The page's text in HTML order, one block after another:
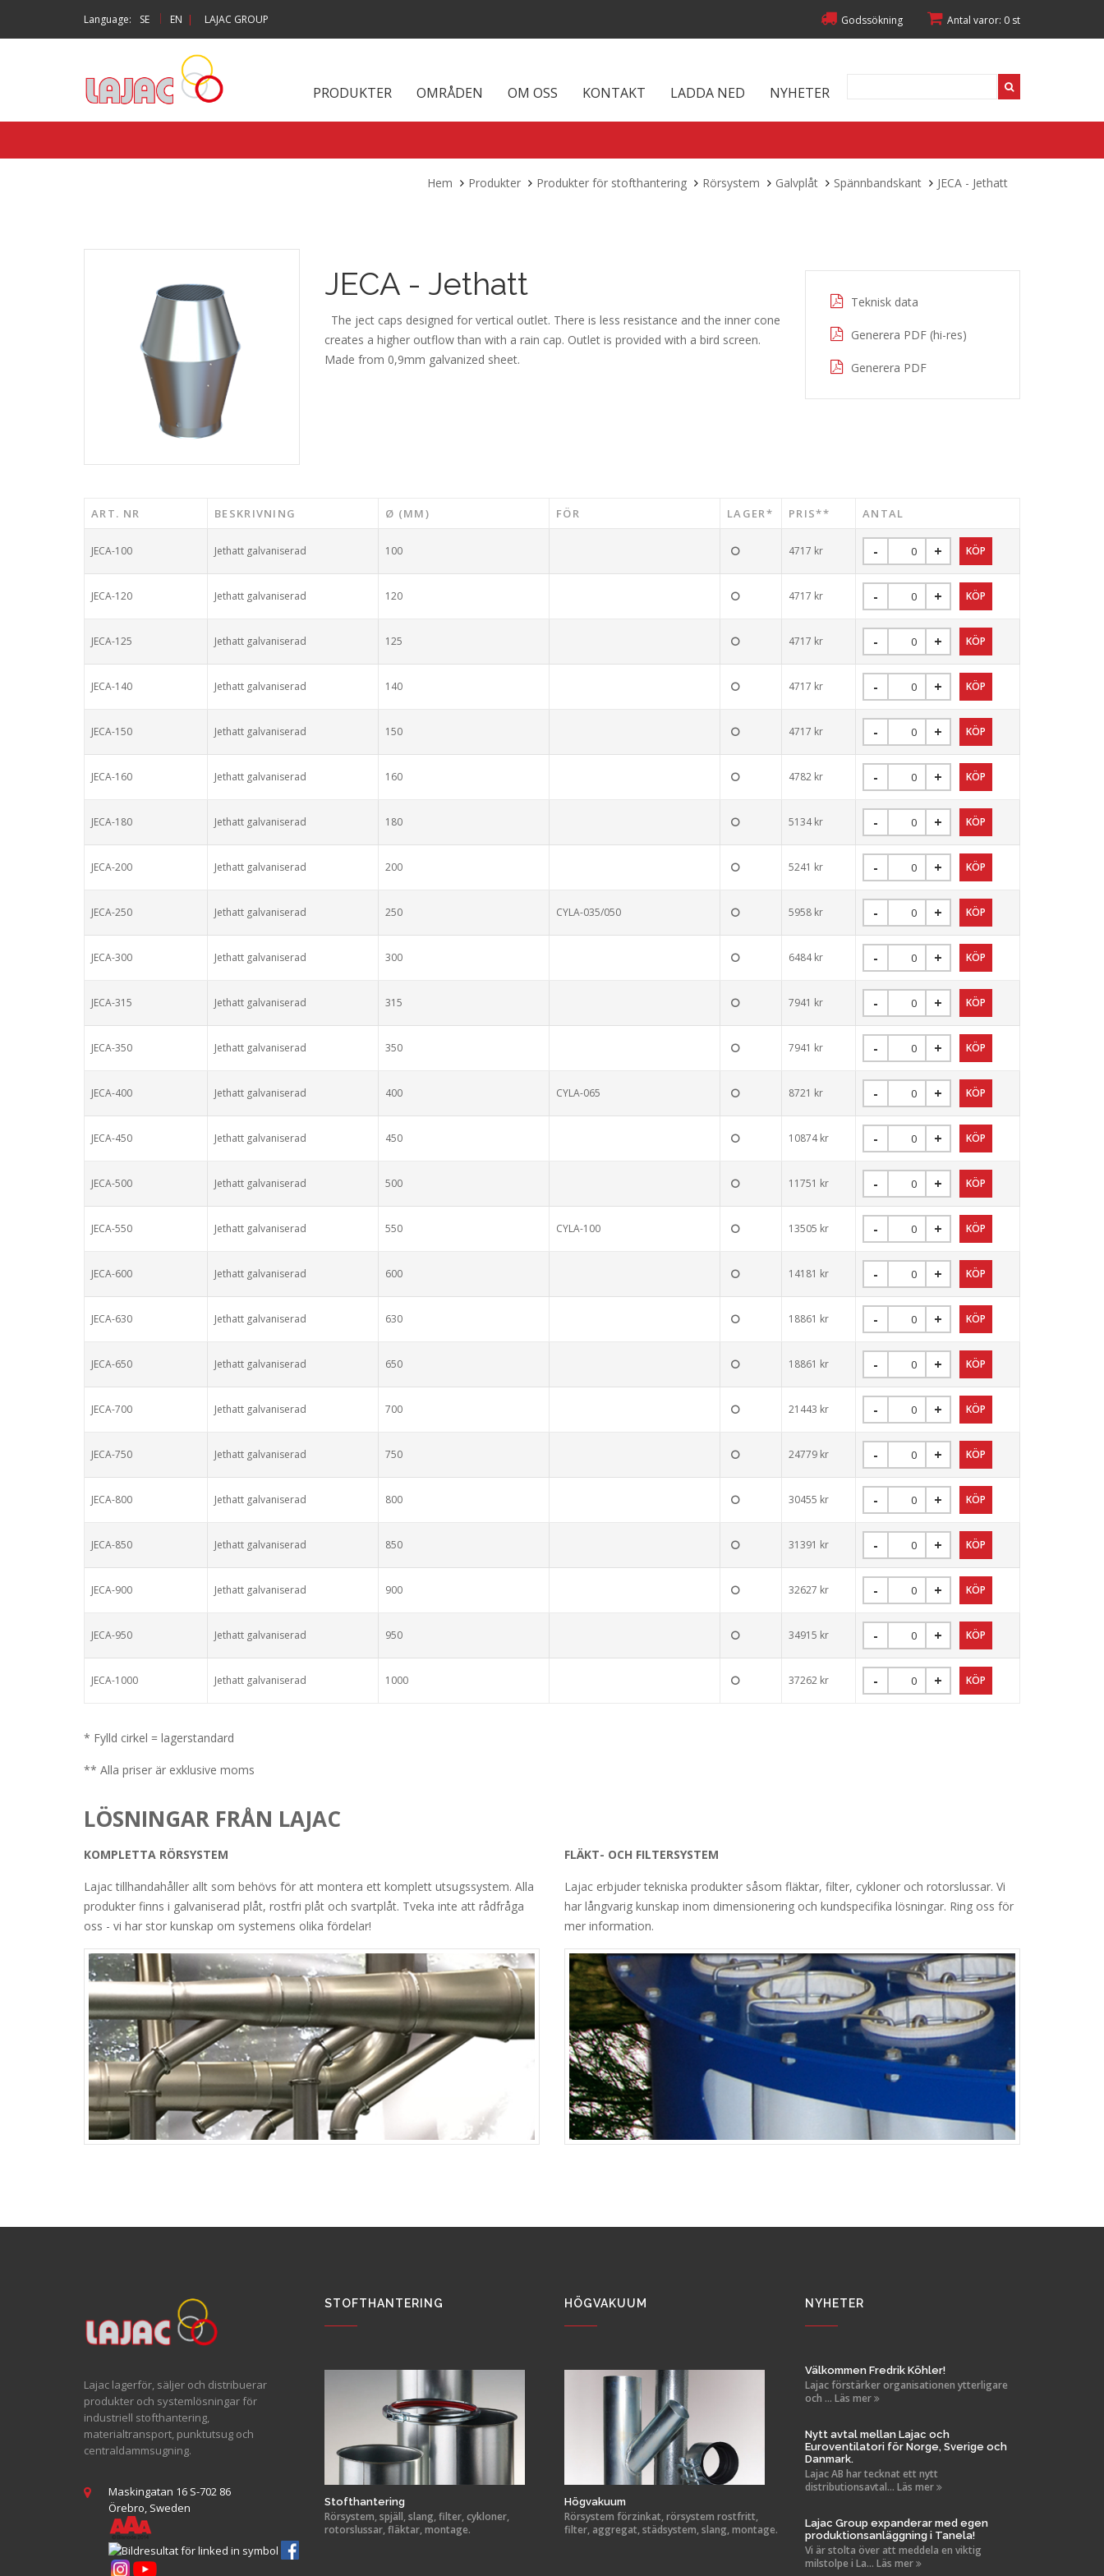
Language: SE | EN | LAJAC GROUP Godssökning Antal varor: 0 st
PRODUKTER OMRÅDEN OM OSS KONTAKT LADDA NED NYHETER
Hem Produkter Produkter för stofthantering Rörsystem Galvplåt Spännbandskant JECA - Jethatt
JECA - Jethatt
The ject caps designed for vertical outlet. There is less resistance and the inner cone
creates a higher outflow than with a rain cap. Outlet is provided with a bird screen.
Made from 0,9mm galvanized sheet.
Teknisk data
Generera PDF (hi-res)
Generera PDF
ART. NR BESKRIVNING Ø (MM) FÖR LAGER* PRIS** ANTAL
JECA-100 Jethatt galvaniserad 100 4717 kr
JECA-120 Jethatt galvaniserad 120 4717 kr
JECA-125 Jethatt galvaniserad 125 4717 kr
JECA-140 Jethatt galvaniserad 140 4717 kr
JECA-150 Jethatt galvaniserad 150 4717 kr
JECA-160 Jethatt galvaniserad 160 4782 kr
JECA-180 Jethatt galvaniserad 180 5134kr
JECA-200 Jethatt galvaniserad 200 5241 kr
JECA-250 Jethatt galvaniserad 250 CYLA-035/050 5958 kr
JECA-300 Jethatt galvaniserad 300 6484kr
JECA-315 Jethatt galvaniserad 315 7941 kr
JECA-350 Jethatt galvaniserad 350 7941 kr
JECA-400 Jethatt galvaniserad 400 CYLA-065 8721 kr
JECA-450 Jethatt galvaniserad 450 10874kr
JECA-500 Jethatt galvaniserad 500 11751 kr
JECA-550 Jethatt galvaniserad 550 CYLA-100 13505 kr
JECA-600 Jethatt galvaniserad 600 14181 kr
JECA-630 Jethatt galvaniserad 630 18861 kr
JECA-650 Jethatt galvaniserad 650 18861 kr
JECA-700 Jethatt galvaniserad 700 21443 kr
JECA-750 Jethatt galvaniserad 750 24779 kr
JECA-800 Jethatt galvaniserad 800 30455 kr
JECA-850 Jethatt galvaniserad 850 31391 kr
JECA-900 Jethatt galvaniserad 900 32627 kr
JECA-950 Jethatt galvaniserad 950 34915 kr
JECA-1000 Jethatt galvaniserad 1000 37262 kr
* Fylld cirkel = lagerstandard
** Alla priser är exklusive moms
LÖSNINGAR FRÅN LAJAC
KOMPLETTA RÖRSYSTEM
Lajac tillhandahåller allt som behövs för att montera ett komplett utsugssystem. Alla
produkter finns i galvaniserad plåt, rostfri plåt och svartplåt. Tveka inte att rådfråga
oss - vi har stor kunskap om systemens olika fördelar!
FLÄKT- OCH FILTERSYSTEM
Lajac erbjuder tekniska produkter såsom fläktar, filter, cykloner och rotorslussar. Vi
har långvarig kunskap inom dimensionering och kundspecifika lösningar. Ring oss för
mer information.
Lajac lagerför, säljer och distribuerar
produkter och systemlösningar för
industriell stofthantering,
materialtransport, punktutsug och
centraldammsugning.
Maskingatan 16 S-702 86
Örebro, Sweden
STOFTHANTERING
Stofthantering
Rörsystem, spjäll, slang, filter, cykloner,
rotorslussar, fläktar, montage.
HÖGVAKUUM
Högvakuum
Rörsystem förzinkat, rörsystem rostfritt,
filter, aggregat, städsystem, slang, montage.
NYHETER
Välkommen Fredrik Köhler!
Lajac förstärker organisationen ytterligare
och ... Läs mer
Nytt avtal mellan Lajac och
Euroventilatori för Norge, Sverige och
Danmark.
Lajac AB har tecknat ett nytt
distributionsavtal... Läs mer
Lajac Group expanderar med egen
produktionsanläggning i Tanela!
Vi är stolta över att meddela en viktig
milstolpe i La... Läs mer